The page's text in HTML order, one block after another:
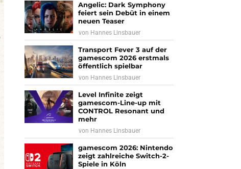
Angelic: Dark Symphony
feiert sein Debüt in einem
neuen Teaser
von Hannes Linsbauer
Transport Fever 3 auf der
gamescom 2026 erstmals
öffentlich spielbar
von Hannes Linsbauer
Level Infinite zeigt
gamescom-Line-up mit
CONTROL Resonant und
mehr
von Hannes Linsbauer
gamescom 2026: Nintendo
zeigt zahlreiche Switch-2-
Spiele in Köln